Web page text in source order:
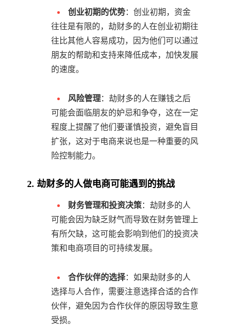
创业初期的优势：创业初期，资金
往往是有限的，劫财多的人在创业初期往
往比其他人容易成功，因为他们可以通过
朋友的帮助和支持来降低成本，加快发展
的速度。
风险管理：劫财多的人在赚钱之后
可能会面临朋友的妒忌和争夺，这在一定
程度上提醒了他们要谨慎投资，避免盲目
扩张，这对于电商来说也是一种重要的风
险控制能力。
2. 劫财多的人做电商可能遇到的挑战
财务管理和投资决策：劫财多的人
可能会因为缺乏财气而导致在财务管理上
有所欠缺，这可能会影响到他们的投资决
策和电商项目的可持续发展。
合作伙伴的选择：如果劫财多的人
选择与人合作，需要注意选择合适的合作
伙伴，避免因为合作伙伴的原因导致生意
受损。